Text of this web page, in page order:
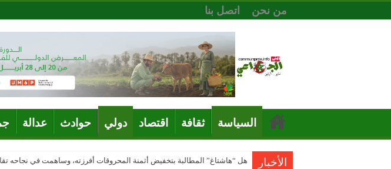
من نحن اتصل بنا
السياسة ثقافة اقتصاد دولي حوادث عدالة
الأخبار هل “هاشتاغ” المطالبة بتخفيض أثمنة المحروقات أفرزته، وساهمت في